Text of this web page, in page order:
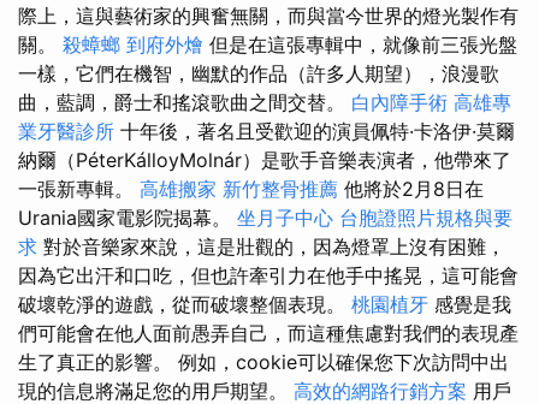
際上，這與藝術家的興奮無關，而與當今世界的燈光製作有
關。 殺蟑螂 到府外燴 但是在這張專輯中，就像前三張光盤
一樣，它們在機智，幽默的作品（許多人期望），浪漫歌
曲，藍調，爵士和搖滾歌曲之間交替。 白內障手術 高雄專
業牙醫診所 十年後，著名且受歡迎的演員佩特·卡洛伊·莫爾
納爾（PéterKálloyMolnár）是歌手音樂表演者，他帶來了
一張新專輯。 高雄搬家 新竹整骨推薦 他將於2月8日在
Urania國家電影院揭幕。 坐月子中心 台胞證照片規格與要
求 對於音樂家來說，這是壯觀的，因為燈罩上沒有困難，
因為它出汗和口吃，但也許牽引力在他手中搖晃，這可能會
破壞乾淨的遊戲，從而破壞整個表現。 桃園植牙 感覺是我
們可能會在他人面前愚弄自己，而這種焦慮對我們的表現產
生了真正的影響。 例如，cookie可以確保您下次訪問中出
現的信息將滿足您的用戶期望。 高效的網路行銷方案 用戶